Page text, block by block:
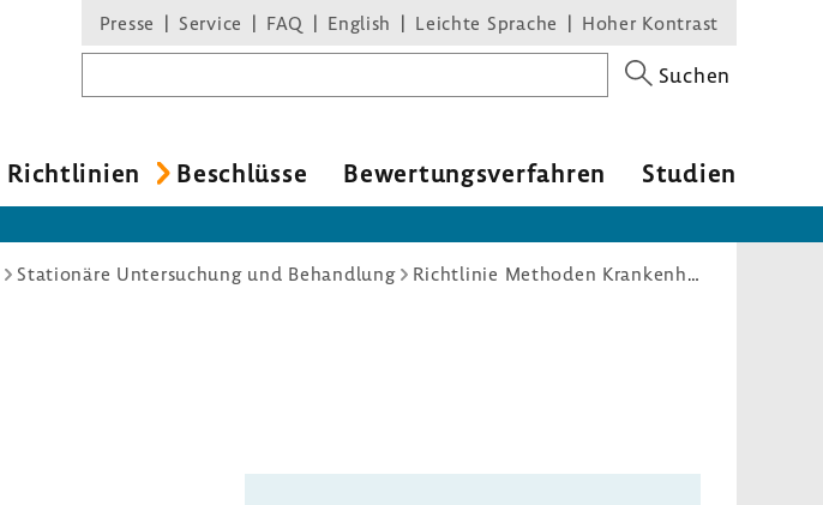
Presse Service FAQ English Leichte Sprache Hoher Kontrast
Suchen
Richtlinien Beschlüsse Bewertungsverfahren Studien
Stationäre Untersuchung und Behandlung Richtlinie Methoden Krankenhausbehandlung: Autologe Chondrozytenimplantation (ACI)